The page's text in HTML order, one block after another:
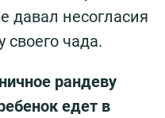
давал несогласия
своего чада.
рандеву
едет в